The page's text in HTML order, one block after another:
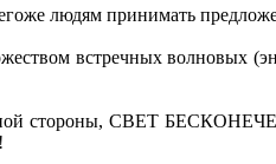
принимать
встречных
стороны, СВЕТ